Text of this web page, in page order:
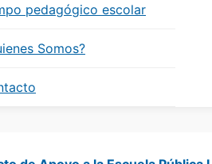
pedagógico escolar
Somos?